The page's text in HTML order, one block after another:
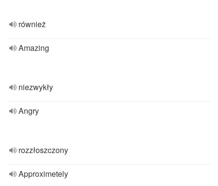
również
Amazing
niezwykły
Angry
rozzłoszczony
Approximetely